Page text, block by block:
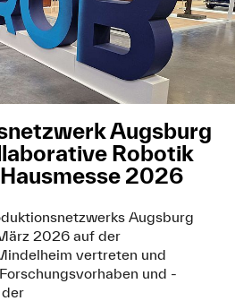
Augsburg
Robotik
2026
Augsburg
2026 auf der
vertreten und
und -